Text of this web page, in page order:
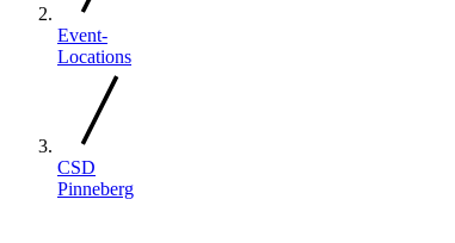
Event-
Locations
CSD
Pinneberg